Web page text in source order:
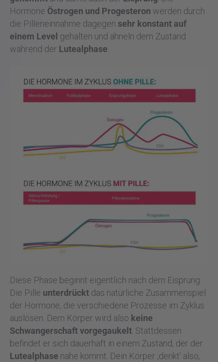
Hormone Östrogen und Progesteron werden durch
die Pilleneinnahme dagegen sehr konstant auf
einem Level gehalten und ähneln dem Zustand
während der Lutealphase.
Diese Phase beginnt eigentlich nach dem Eisprung.
Die Pille unterdrücktdas natürliche Zusammenspiel
der Hormone, die verschiedene Prozesse im Zyklus
auslösen. Dem Körper wird also keine
Schwangerschaft vorgegaukelt. Stattdessen
befindet er sich dauerhaft in einem Zustand, der der
Lutealphase nahe kommt. Dein Körper ‚denkt‘ also,